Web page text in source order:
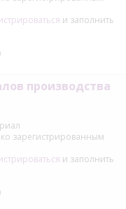
и заполнить
производства
зарегистрированным
и заполнить